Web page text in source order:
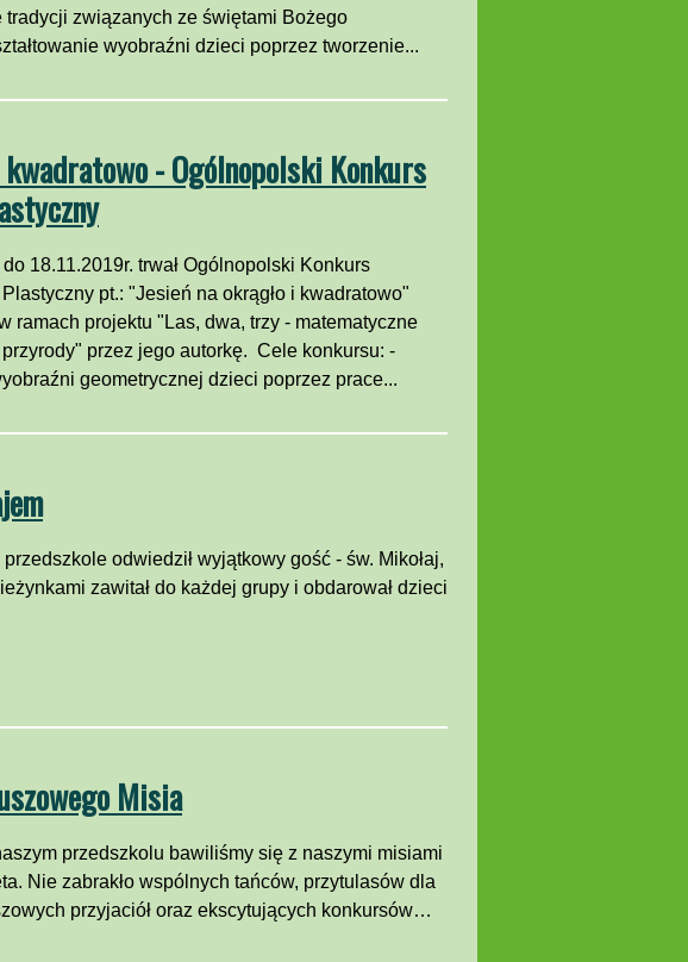
tradycji związanych ze świętami Bożego
wyobraźni dzieci poprzez tworzenie...
- Ogólnopolski Konkurs
18.11.2019r. trwał Ogólnopolski Konkurs
pt.: "Jesień na okrągło i kwadratowo"
ramach projektu "Las, dwa, trzy - matematyczne
przez jego autorkę. Cele konkursu: -
geometrycznej dzieci poprzez prace...
odwiedził wyjątkowy gość - św. Mikołaj,
zawitał do każdej grupy i obdarował dzieci
Misia
przedszkolu bawiliśmy się z naszymi misiami
Nie zabrakło wspólnych tańców, przytulasów dla
przyjaciół oraz ekscytujących konkursów…